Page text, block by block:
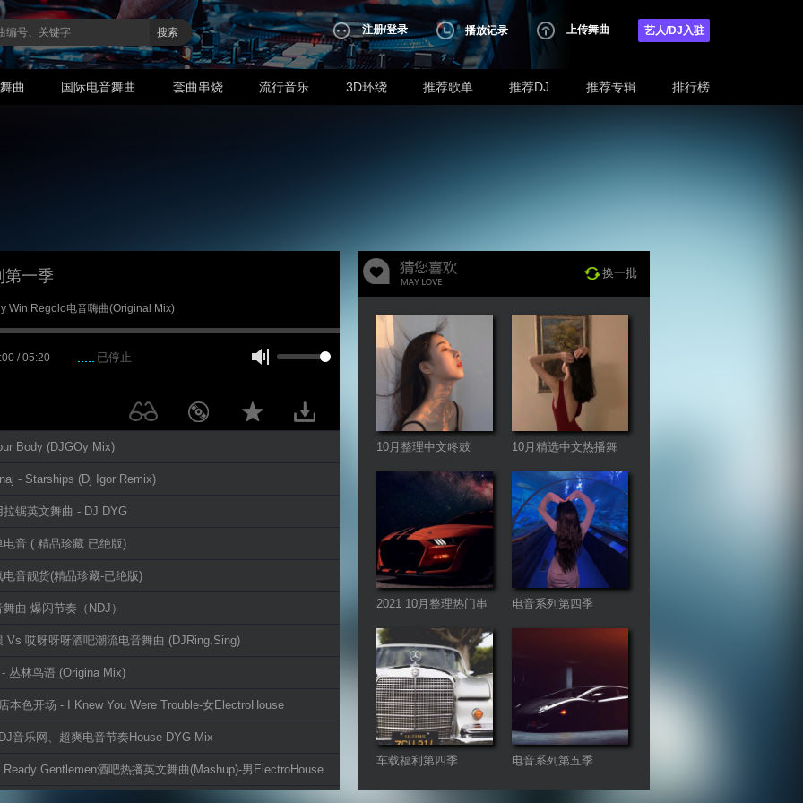
搜索 注册/登录 播放记录 上传舞曲 艺人/DJ入驻
曲 国际电音舞曲 套曲串烧 流行音乐 3D环绕 推荐歌单 推荐DJ 推荐专辑 排行榜
第一季
Win Regolo电音嗨曲(Original Mix)
/ 05:20 已停止
Body (DJGOy Mix)
- Starships (Dj Igor Remix)
拉锯英文舞曲 - DJ DYG
电音 ( 精品珍藏 已绝版)
音靓货(精品珍藏-已绝版)
曲 爆闪节奏（NDJ）
Vs 哎呀呀呀酒吧潮流电音舞曲 (DJRing.Sing)
丛林鸟语 (Origina Mix)
本色开场 - I Knew You Were Trouble-女ElectroHouse
音乐网、超爽电音节奏House DYG Mix
Gentlemen酒吧热播英文舞曲(Mashup)-男ElectroHouse
换一批
10月整理中文咚鼓
ProgHouse
10月精选中文热播舞
曲
2021 10月整理热门串
烧舞曲
电音系列第四季
车载福利第四季 电音系列第五季